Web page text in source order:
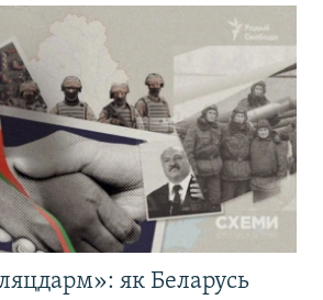
як Беларусь